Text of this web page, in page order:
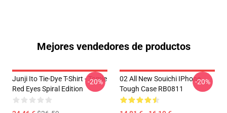
Mejores vendedores de productos
Junji Ito Tie-Dye T-Shirt - Tomie
Red Eyes Spiral Edition
-20%
02 All New Souichi IPhone
Tough Case RB0811
-20%